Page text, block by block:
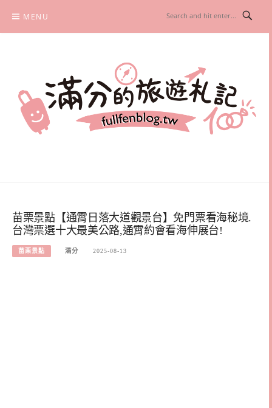
content
MENU
苗栗景點【通霄日落大道觀景台】免門票看海秘境.
台灣票選十大最美公路,通霄約會看海伸展台!
苗栗景點 滿分 2025-08-13